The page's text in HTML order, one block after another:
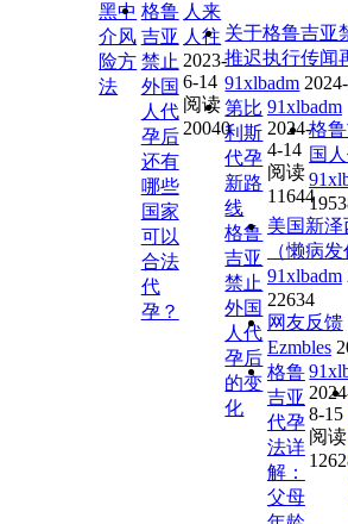
黑中
介风
险方
法
格鲁
吉亚
禁止
外国
人代
孕后
还有
哪些
国家
可以
合法
代
孕？
人来
人往
2023-
6-14
阅读
20040
关于格鲁吉亚
推迟执行传闻
91xlbadm
第比
利斯
代孕
新路
线
格鲁
吉亚
禁止
外国
人代
孕后
的变
化
91xlbadm
2024-
4-14
阅读
11644
格
国
美国新
（懒病
91xlbadm
22634
网友反馈
Ezmbles
格鲁
吉亚
代孕
法详
解：
父母
8-15
阅读